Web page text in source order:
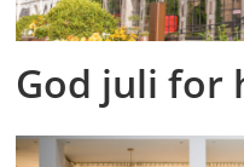
God juli for